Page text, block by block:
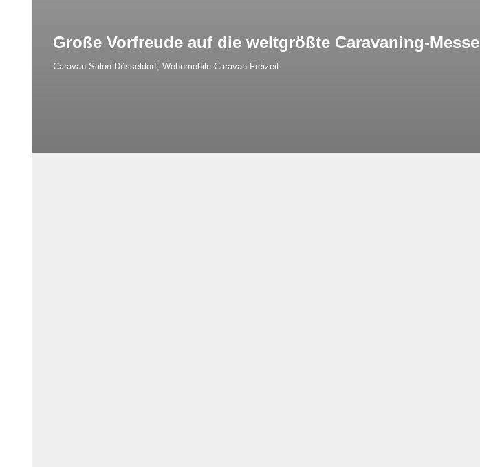
Große Vorfreude auf die weltgrößte Caravaning-Messe
Caravan Salon Düsseldorf Wohnmobile Caravan Freizeit